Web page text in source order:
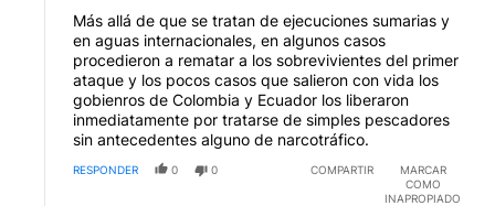
Más allá de que se tratan de ejecuciones sumarias y
en aguas internacionales, en algunos casos
procedieron a rematar a los sobrevivientes del primer
ataque y los pocos casos que salieron con vida los
gobienros de Colombia y Ecuador los liberaron
inmediatamente por tratarse de simples pescadores
sin antecedentes alguno de narcotráfico.
RESPONDER 0 0 COMPARTIR
MARCAR
COMO
INAPROPIADO